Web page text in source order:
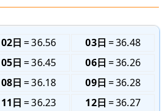
02日 36.56 03日
36.48
05日 36.45 06日
36.26
08日 36.18 09日
36.28
11日 36.23 12日
36.27